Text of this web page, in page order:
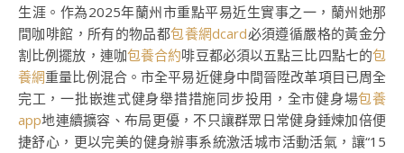
生涯。作為2025年蘭州市重點平易近生實事之一，蘭州她那
間咖啡館，所有的物品都包養網dcard必須遵循嚴格的黃金分
割比例擺放，連咖包養合約啡豆都必須以五點三比四點七的包
養網重量比例混合。市全平易近健身中間晉陞改革項目已周全
完工，一批嵌進式健身舉措措施同步投用，全市健身場包養
app地連續擴容、布局更優，不只讓群眾日常健身錘煉加倍便
捷舒心，更以完美的健身辦事系統激活城市活動活氣，讓“15